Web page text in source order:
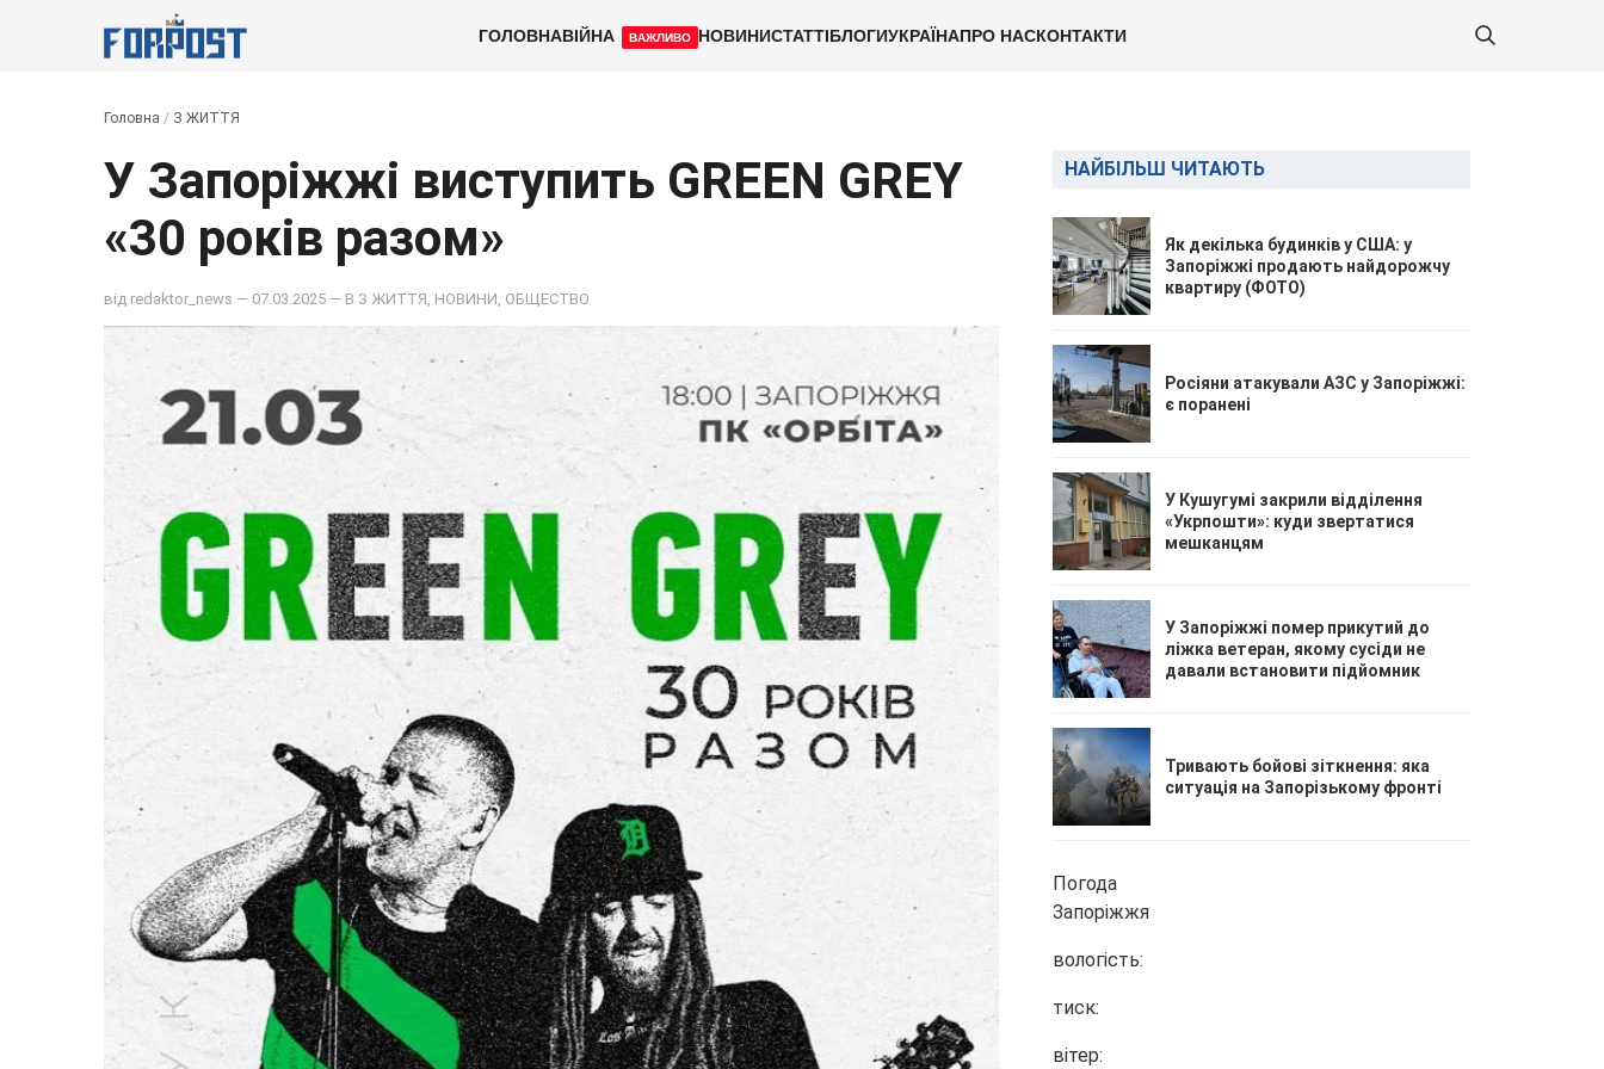
ГОЛОВНАВІЙНА ВАЖЛИВО НОВИНИСТАТТІБЛОГИУКРАЇНАПРО НАСКОНТАКТИ
Головна / З ЖИТТЯ
У Запоріжжі виступить GREEN GREY
«30 років разом»
від redaktor_news — 07.03.2025 — В З ЖИТТЯ НОВИНИ ОБЩЕСТВО
НАЙБІЛЬШ ЧИТАЮТЬ
Як декілька будинків у США: у
Запоріжжі продають найдорожчу
квартиру (ФОТО)
Росіяни атакували АЗС у Запоріжжі:
є поранені
У Кушугумі закрили відділення
«Укрпошти»: куди звертатися
мешканцям
У Запоріжжі помер прикутий до
ліжка ветеран, якому сусіди не
давали встановити підйомник
Тривають бойові зіткнення: яка
ситуація на Запорізькому фронті
Погода
Запоріжжя
вологість:
тиск:
вітер: